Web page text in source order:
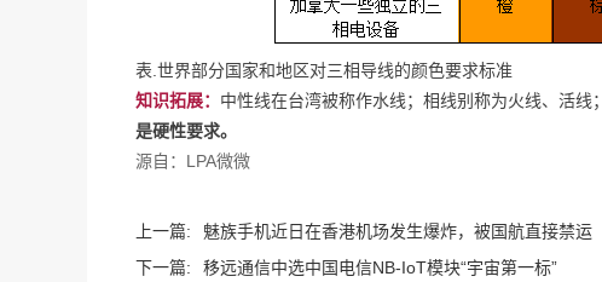
表.世界部分国家和地区对三相导线的颜色要求标准
知识拓展： 中性线在台湾被称作水线；相线别称为火线、活线
是硬性要求。
源自：LPA微微
上一篇:
魅族手机近日在香港机场发生爆炸，被国航直接禁运
下一篇:
移远通信中选中国电信NB-IoT模块“宇宙第一标”